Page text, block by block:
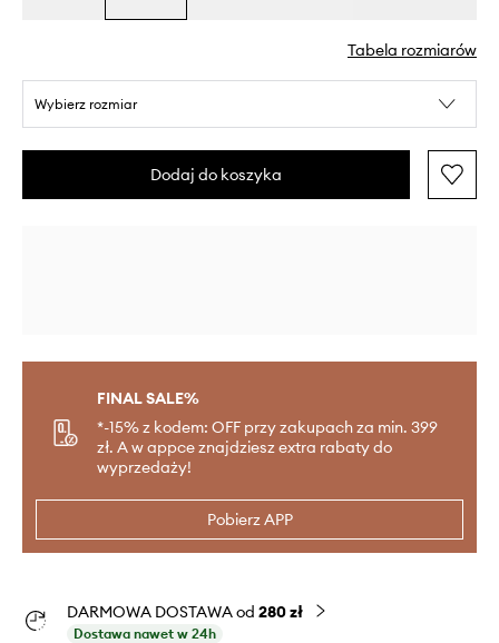
Tabela rozmiarów
Wybierz rozmiar
Dodaj do koszyka
FINAL SALE%
*-15% z kodem: OFF przy zakupach za min. 399
zł. A w appce znajdziesz extra rabaty do
wyprzedaży!
Pobierz APP
DARMOWA DOSTAWA od 280 zł
Dostawa nawet w 24h